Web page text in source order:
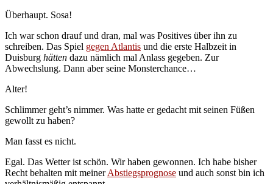
Überhaupt. Sosa!
Ich war schon drauf und dran, mal was Positives über ihn zu
schreiben. Das Spiel gegen Atlantis und die erste Halbzeit in
Duisburg hätten dazu nämlich mal Anlass gegeben. Zur
Abwechslung. Dann aber seine Monsterchance…
Alter!
Schlimmer geht’s nimmer. Was hatte er gedacht mit seinen Füßen
gewollt zu haben?
Man fasst es nicht.
Egal. Das Wetter ist schön. Wir haben gewonnen. Ich habe bisher
Recht behalten mit meinerAbstiegsprognose und auch sonst bin ich